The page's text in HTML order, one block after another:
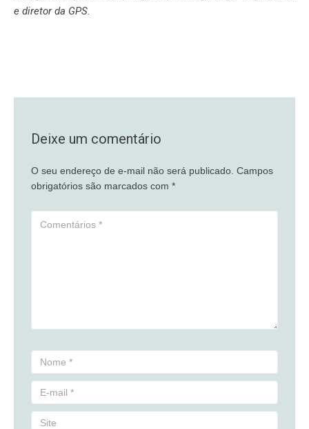
e diretor da GPS.
Deixe um comentário
O seu endereço de e-mail não será publicado. Campos
obrigatórios são marcados com *